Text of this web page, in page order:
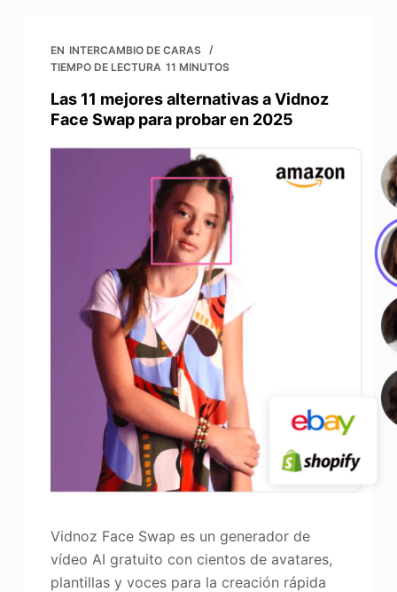
EN INTERCAMBIO DE CARAS
TIEMPO DE LECTURA 11 MINUTOS
Las 11 mejores alternativas a Vidnoz
Face Swap para probar en 2025
Vidnoz Face Swap es un generador de
vídeo AI gratuito con cientos de avatares,
plantillas y voces para la creación rápida